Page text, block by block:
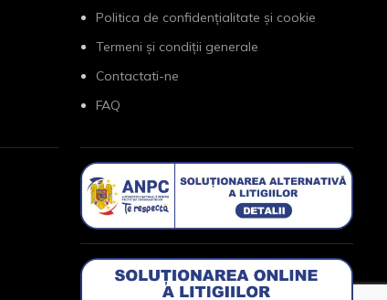
Politica de confidențialitate și cookie
Termeni și condiții generale
Contactati-ne
FAQ